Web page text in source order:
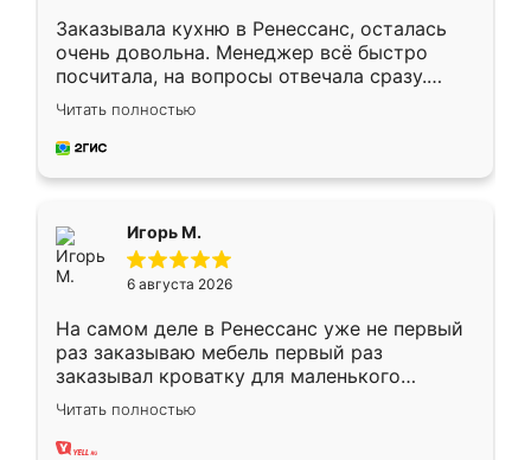
Заказывала кухню в Ренессанс, осталась
очень довольна. Менеджер всё быстро
посчитала, на вопросы отвечала сразу.
Замерщик приехал в субботу, подошёл к
делу со всей ответственностью. Собрали
за день, ребята работали аккуратно, даже
Читать полностью
Игорь М.
6 августа 2026
На самом деле в Ренессанс уже не первый
раз заказываю мебель первый раз
заказывал кроватку для маленького
ребёнка при его рождении ,во второй раз
заказал шкаф-купе. По качеству очень
хорошее сборка достаточно быстрая,
Читать полностью